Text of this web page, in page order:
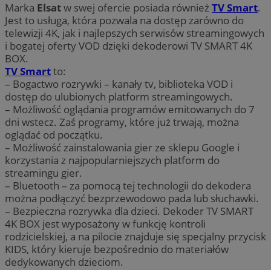
Marka Elsatw swej ofercie posiada równieżTV Smart.
Jest to usługa, która pozwala na dostęp zarówno do
telewizji 4K, jak i najlepszych serwisów streamingowych
i bogatej oferty VOD dzięki dekoderowi TV SMART 4K
BOX.
TV Smartto:
– Bogactwo rozrywki – kanały tv, biblioteka VOD i
dostęp do ulubionych platform streamingowych.
– Możliwość oglądania programów emitowanych do 7
dni wstecz. Zaś programy, które już trwają, można
oglądać od początku.
– Możliwość zainstalowania gier ze sklepu Google i
korzystania z najpopularniejszych platform do
streamingu gier.
– Bluetooth – za pomocą tej technologii do dekodera
można podłączyć bezprzewodowo pada lub słuchawki.
– Bezpieczna rozrywka dla dzieci. Dekoder TV SMART
4K BOX jest wyposażony w funkcję kontroli
rodzicielskiej, a na pilocie znajduje się specjalny przycisk
KIDS, który kieruje bezpośrednio do materiałów
dedykowanych dzieciom.